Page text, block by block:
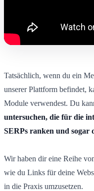
Tatsächlich, wenn du ein
unserer Plattform befindet,
Module verwendest. Du
untersuchen, die für die
SERPs ranken und sogar
Wir haben dir eine Reihe
wie du Links für deine
in die Praxis umzusetzen.